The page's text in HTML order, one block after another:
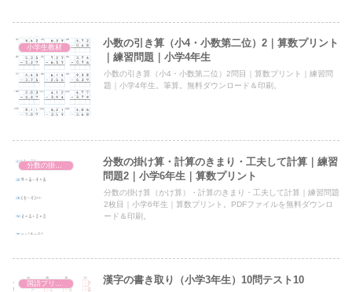
小学生教材
小数の引き算（小4・小数第二位）2｜算数プリント
｜練習問題｜小学4年生
小数の引き算（小4・小数第二位）2問目｜算数プリント｜練習問
題｜小学4年生。筆算。無料ダウンロード＆印刷。
分数の掛け算・計算のきまり・工夫して計算｜練習
問題2｜小学6年生｜算数プリント
分数の掛け算（かけ算）・計算のきまり・工夫して計算｜練習問題
2枚目｜小学6年生｜算数プリント。PDFファイルを無料ダウンロ
ード＆印刷。
漢字の書き取り（小学3年生）10問テスト10